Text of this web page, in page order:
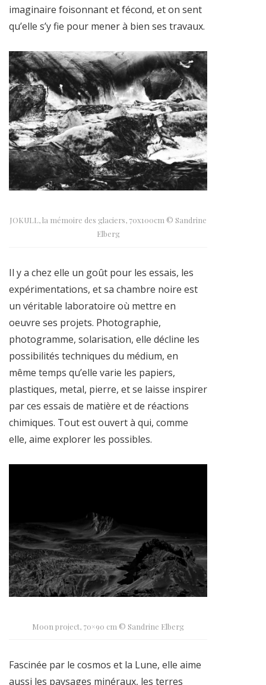
imaginaire foisonnant et fécond, et on sent
qu’elle s’y fie pour mener à bien ses travaux.
JOKULL, la mémoire des glaciers, 70x100cm © Sandrine
Elberg
Il y a chez elle un goût pour les essais, les
expérimentations, et sa chambre noire est
un véritable laboratoire où mettre en
oeuvre ses projets. Photographie,
photogramme, solarisation, elle décline les
possibilités techniques du médium, en
même temps qu’elle varie les papiers,
plastiques, metal, pierre, et se laisse inspirer
par ces essais de matière et de réactions
chimiques. Tout est ouvert à qui, comme
elle, aime explorer les possibles.
Moon project, 70×90 cm © Sandrine Elberg
Fascinée par le cosmos et la Lune, elle aime
aussi les paysages minéraux, les terres